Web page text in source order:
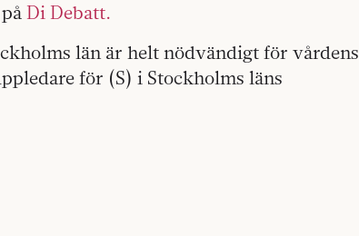
Di Debatt.
län är helt nödvändigt för vårdens
för (S) i Stockholms läns